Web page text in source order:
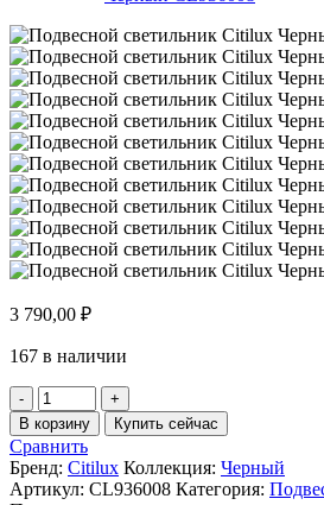
3 790,00 ₽
167 в наличии
Количество
товара
Подвесной
светильник
Citilux
В корзину Купить сейчас
Сравнить
Бренд: Citilux Коллекция: Черный
Артикул: CL936008 Категория: